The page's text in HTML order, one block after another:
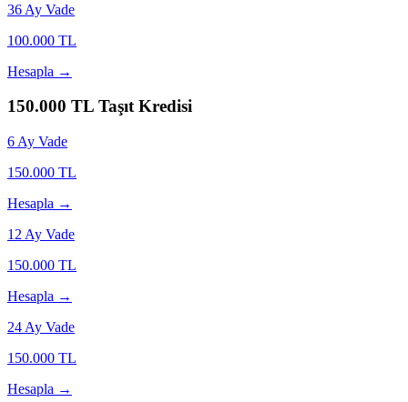
36 Ay Vade
100.000 TL
Hesapla →
150.000 TL Taşıt Kredisi
6 Ay Vade
150.000 TL
Hesapla →
12 Ay Vade
150.000 TL
Hesapla →
24 Ay Vade
150.000 TL
Hesapla →